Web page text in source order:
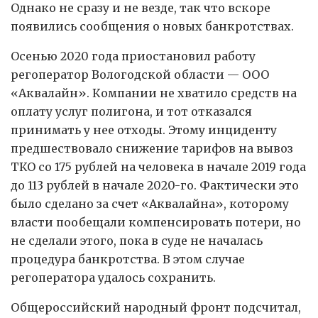
Однако не сразу и не везде, так что вскоре
появились сообщения о новых банкротствах.
Осенью 2020 года приостановил работу
регоператор Вологодской области — ООО
«Аквалайн». Компании не хватило средств на
оплату услуг полигона, и тот отказался
принимать у нее отходы. Этому инциденту
предшествовало снижение тарифов на вывоз
ТКО со 175 рублей на человека в начале 2019 года
до 113 рублей в начале 2020-го. Фактически это
было сделано за счет «Аквалайна», которому
власти пообещали компенсировать потери, но
не сделали этого, пока в суде не началась
процедура банкротства. В этом случае
регоператора удалось сохранить.
Общероссийский народный фронт подсчитал,